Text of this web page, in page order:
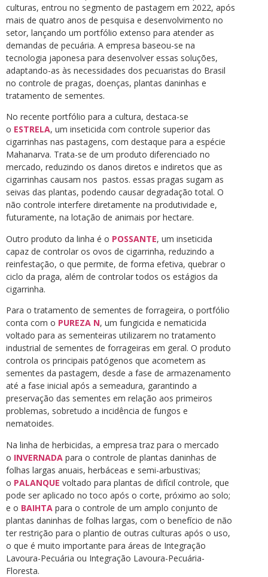
culturas, entrou no segmento de pastagem em 2022, após
mais de quatro anos de pesquisa e desenvolvimento no
setor, lançando um portfólio extenso para atender as
demandas de pecuária. A empresa baseou-se na
tecnologia japonesa para desenvolver essas soluções,
adaptando-as às necessidades dos pecuaristas do Brasil
no controle de pragas, doenças, plantas daninhas e
tratamento de sementes.
No recente portfólio para a cultura, destaca-se
o ESTRELA, um inseticida com controle superior das
cigarrinhas nas pastagens, com destaque para a espécie
Mahanarva. Trata-se de um produto diferenciado no
mercado, reduzindo os danos diretos e indiretos que as
cigarrinhas causam nos pastos. essas pragas sugam as
seivas das plantas, podendo causar degradação total. O
não controle interfere diretamente na produtividade e,
futuramente, na lotação de animais por hectare.
Outro produto da linha é o POSSANTE, um inseticida
capaz de controlar os ovos de cigarrinha, reduzindo a
reinfestação, o que permite, de forma efetiva, quebrar o
ciclo da praga, além de controlar todos os estágios da
cigarrinha.
Para o tratamento de sementes de forrageira, o portfólio
conta com o PUREZA N, um fungicida e nematicida
voltado para as sementeiras utilizarem no tratamento
industrial de sementes de forrageiras em geral. O produto
controla os principais patógenos que acometem as
sementes da pastagem, desde a fase de armazenamento
até a fase inicial após a semeadura, garantindo a
preservação das sementes em relação aos primeiros
problemas, sobretudo a incidência de fungos e
nematoides.
Na linha de herbicidas, a empresa traz para o mercado
o INVERNADA para o controle de plantas daninhas de
folhas largas anuais, herbáceas e semi-arbustivas;
o PALANQUE voltado para plantas de difícil controle, que
pode ser aplicado no toco após o corte, próximo ao solo;
e o BAIHTA para o controle de um amplo conjunto de
plantas daninhas de folhas largas, com o benefício de não
ter restrição para o plantio de outras culturas após o uso,
o que é muito importante para áreas de Integração
Lavoura-Pecuária ou Integração Lavoura-Pecuária-
Floresta.